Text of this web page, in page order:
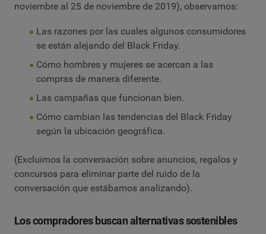
noviembre al 25 de noviembre de 2019), observamos:
Las razones por las cuales algunos consumidores
se están alejando del Black Friday.
Cómo hombres y mujeres se acercan a las
compras de manera diferente.
Las campañas que funcionan bien.
Cómo cambian las tendencias del Black Friday
según la ubicación geográfica.
(Excluimos la conversación sobre anuncios, regalos y
concursos para eliminar parte del ruido de la
conversación que estábamos analizando).
Los compradores buscan alternativas sostenibles